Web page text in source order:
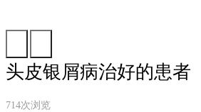
头皮银屑病治好的患者
714次浏览